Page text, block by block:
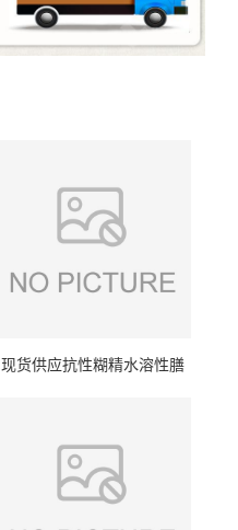
现货供应抗性糊精水溶性膳